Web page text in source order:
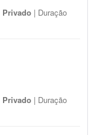
Privado | Duração
Privado | Duração